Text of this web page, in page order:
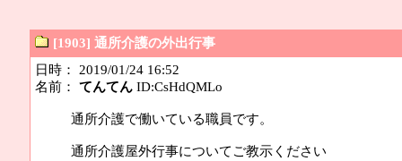
[1903] 通所介護の外出行事
日時： 2019/01/24 16:52
名前： てんてんID:CsHdQMLo
通所介護で働いている職員です。
通所介護屋外行事についてご教示ください